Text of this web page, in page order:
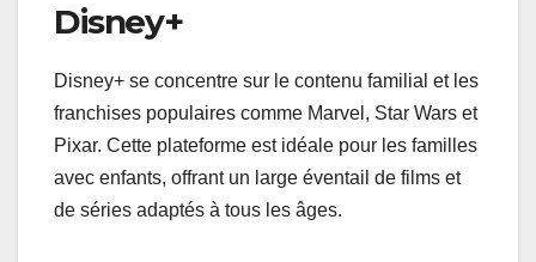
Disney+
Disney+ se concentre sur le contenu familial et les
franchises populaires comme Marvel, Star Wars et
Pixar. Cette plateforme est idéale pour les familles
avec enfants, offrant un large éventail de films et
de séries adaptés à tous les âges.